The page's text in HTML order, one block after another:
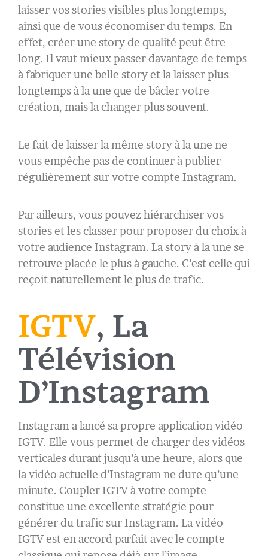
laisser vos stories visibles plus longtemps,
ainsi que de vous économiser du temps. En
effet, créer une story de qualité peut être
long. Il vaut mieux passer davantage de temps
à fabriquer une belle story et la laisser plus
longtemps à la une que de bâcler votre
création, mais la changer plus souvent.
Le fait de laisser la même story à la une ne
vous empêche pas de continuer à publier
régulièrement sur votre compte Instagram.
Par ailleurs, vous pouvez hiérarchiser vos
stories et les classer pour proposer du choix à
votre audience Instagram. La story à la une se
retrouve placée le plus à gauche. C’est celle qui
reçoit naturellement le plus de trafic.
IGTV, La
Télévision
D’Instagram
Instagram a lancé sa propre application vidéo
IGTV. Elle vous permet de charger des vidéos
verticales durant jusqu’à une heure, alors que
la vidéo actuelle d’Instagram ne dure qu’une
minute. Coupler IGTV à votre compte
constitue une excellente stratégie pour
générer du trafic sur Instagram. La vidéo
IGTV est en accord parfait avec le compte